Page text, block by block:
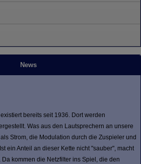
News
bereits seit 1936. Dort werden
Was aus den Lautsprechern an unsere
Strom, die Modulation durch die Zuspieler und
ein Anteil an dieser Kette nicht "sauber", macht
kommen die Netzfilter ins Spiel, die den